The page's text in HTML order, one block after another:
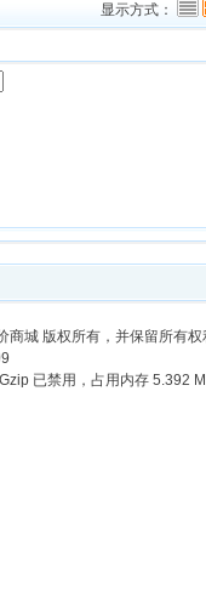
显示方式：
城 版权所有，并保留所有权
已禁用，占用内存 5.392